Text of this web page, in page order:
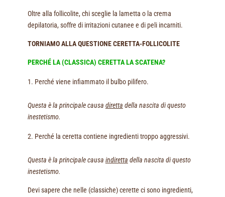
Oltre alla follicolite, chi sceglie la lametta o la crema
depilatoria, soffre di irritazioni cutanee e di peli incarniti.
TORNIAMO ALLA QUESTIONE CERETTA-FOLLICOLITE
PERCHÉ LA (CLASSICA) CERETTA LA SCATENA?
Perché viene infiammato il bulbo pilifero.
Questa è la principale causa diretta della nascita di questo
inestetismo.
Perché la ceretta contiene ingredienti troppo aggressivi.
Questa è la principale causa indiretta della nascita di questo
inestetismo.
Devi sapere che nelle (classiche) cerette ci sono ingredienti,